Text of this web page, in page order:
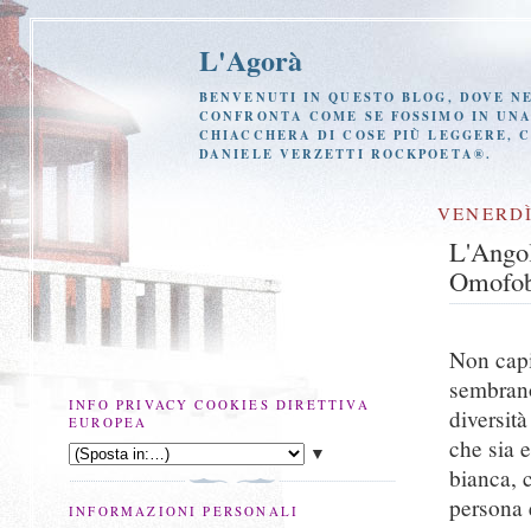
L'Agorà
BENVENUTI IN QUESTO BLOG, DOVE
CONFRONTA COME SE FOSSIMO IN
CHIACCHERA DI COSE PIÙ LEGGERE,
DANIELE VERZETTI ROCKPOETA®.
Non
che sia
bianca,
persona
INFO PRIVACY COOKIES DIRETTIVA
EUROPEA
▼
INFORMAZIONI PERSONALI